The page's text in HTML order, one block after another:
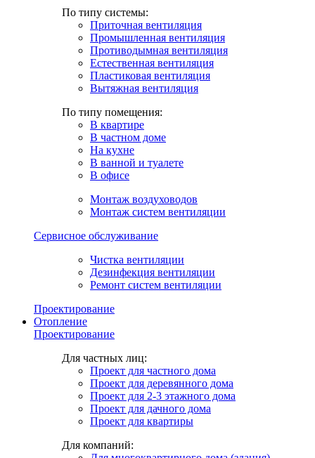
По типу системы:
Приточная вентиляция
Промышленная вентиляция
Противодымная вентиляция
Естественная вентиляция
Пластиковая вентиляция
Вытяжная вентиляция
По типу помещения:
В квартире
В частном доме
На кухне
В ванной и туалете
В офисе
Монтаж воздуховодов
Монтаж систем вентиляции
Сервисное обслуживание
Чистка вентиляции
Дезинфекция вентиляции
Ремонт систем вентиляции
Проектирование
Отопление
Проектирование
Для частных лиц:
Проект для частного дома
Проект для деревянного дома
Проект для 2-3 этажного дома
Проект для дачного дома
Проект для квартиры
Для компаний: